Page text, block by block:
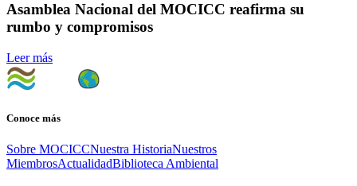
Asamblea Nacional del MOCICC reafirma su
rumbo y compromisos
Leer más
Conoce más
Sobre MOCICCNuestra HistoriaNuestros
MiembrosActualidadBiblioteca Ambiental